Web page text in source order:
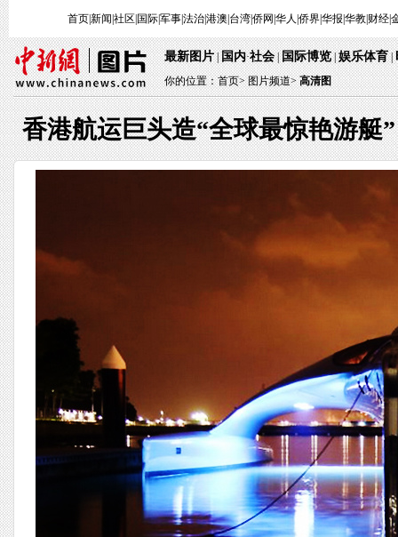
首页|新闻 社区 国际|军事|法治|港澳 台湾|侨网 华人 侨界|华报 华教| 财经|
最新图片|国内·社会|国际博览|娱乐体育|
你的位置：首页>图片频道> 高清图
香港航运巨头造“全球最惊艳游艇